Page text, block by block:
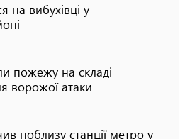
на вибухівці у
пожежу на складі
ворожої атаки
поблизу станції метро у